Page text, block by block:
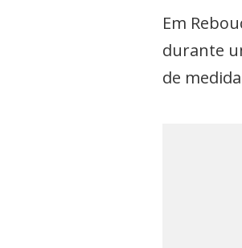
Em
durante
de